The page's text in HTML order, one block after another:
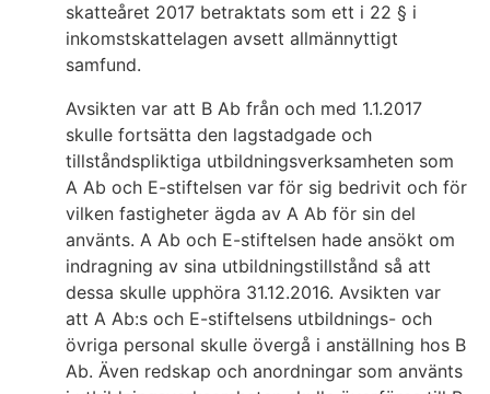
skatteåret 2017 betraktats som ett i 22 § i
inkomstskattelagen avsett allmännyttigt
samfund.
Avsikten var att B Ab från och med 1.1.2017
skulle fortsätta den lagstadgade och
tillståndspliktiga utbildningsverksamheten som
A Ab och E-stiftelsen var för sig bedrivit och för
vilken fastigheter ägda av A Ab för sin del
använts. A Ab och E-stiftelsen hade ansökt om
indragning av sina utbildningstillstånd så att
dessa skulle upphöra 31.12.2016. Avsikten var
att A Ab:s och E-stiftelsens utbildnings- och
övriga personal skulle övergå i anställning hos B
Ab. Även redskap och anordningar som använts